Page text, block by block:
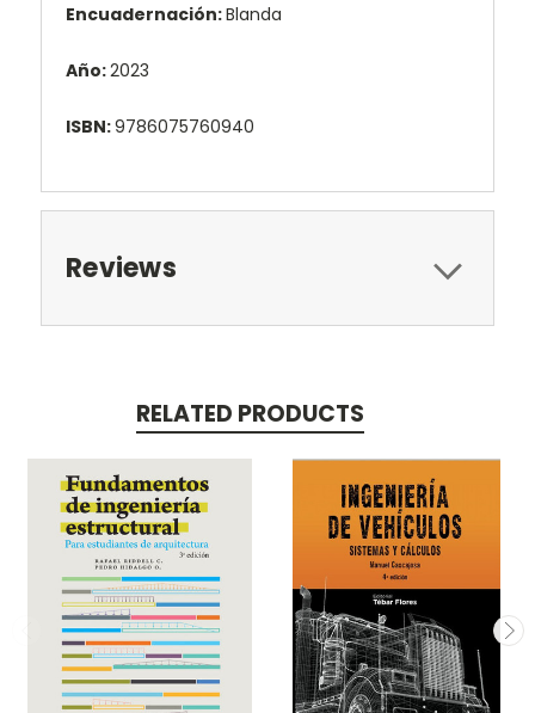
Encuadernación:Blanda
Año:2023
ISBN:9786075760940
Reviews
RELATED PRODUCTS